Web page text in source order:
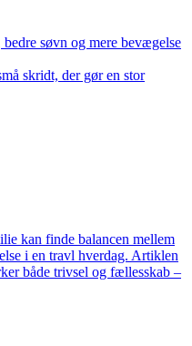
søvn og mere bevægelse
skridt, der gør en stor
kan finde balancen mellem
i en travl hverdag. Artiklen
både trivsel og fællesskab –